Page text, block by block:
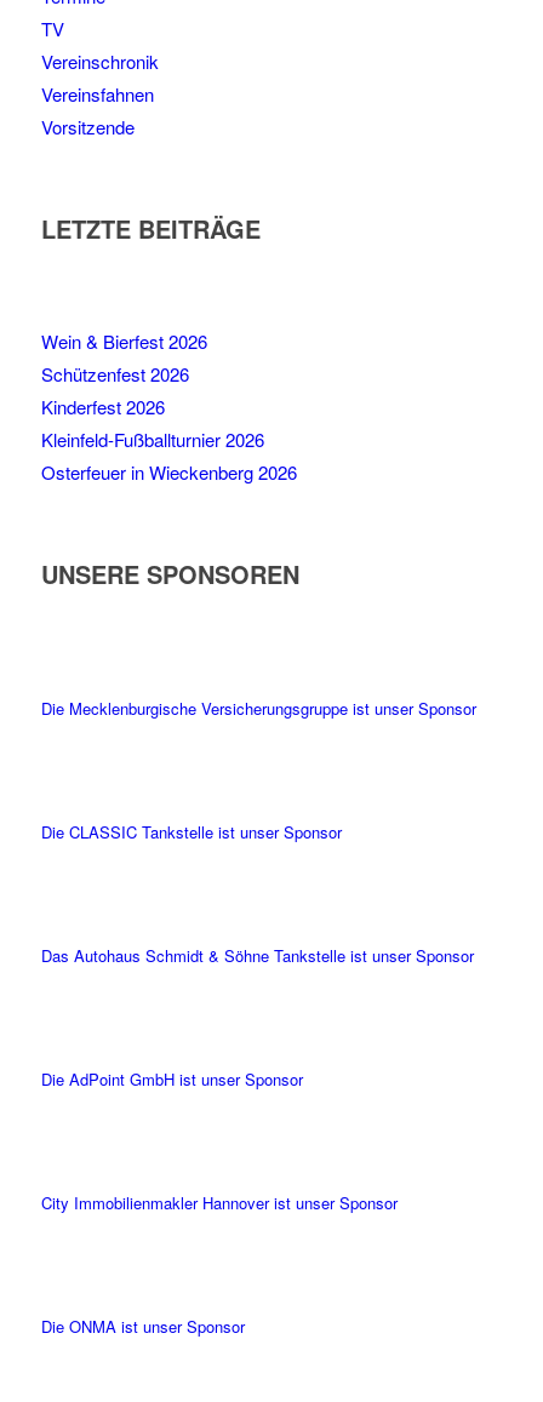
TV
Vereinschronik
Vereinsfahnen
Vorsitzende
LETZTE BEITRÄGE
Wein & Bierfest 2026
Schützenfest 2026
Kinderfest 2026
Kleinfeld-Fußballturnier 2026
Osterfeuer in Wieckenberg 2026
UNSERE SPONSOREN
Die Mecklenburgische Versicherungsgruppe ist unser Sponsor
Die CLASSIC Tankstelle ist unser Sponsor
Das Autohaus Schmidt & Söhne Tankstelle ist unser Sponsor
Die AdPoint GmbH ist unser Sponsor
City Immobilienmakler Hannover ist unser Sponsor
Die ONMA ist unser Sponsor